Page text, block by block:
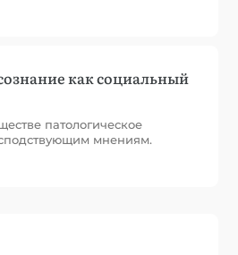
как социальный
патологическое
мнениям.